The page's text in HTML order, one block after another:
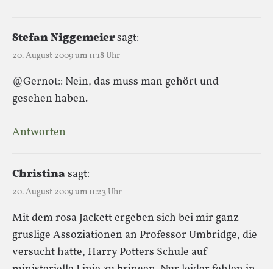
Stefan Niggemeiersagt:
20. August 2009 um 11:18 Uhr
@Gernot:: Nein, das muss man gehört und
gesehen haben.
Antworten
Christinasagt:
20. August 2009 um 11:23 Uhr
Mit dem rosa Jackett ergeben sich bei mir ganz
gruslige Assoziationen an Professor Umbridge, die
versucht hatte, Harry Potters Schule auf